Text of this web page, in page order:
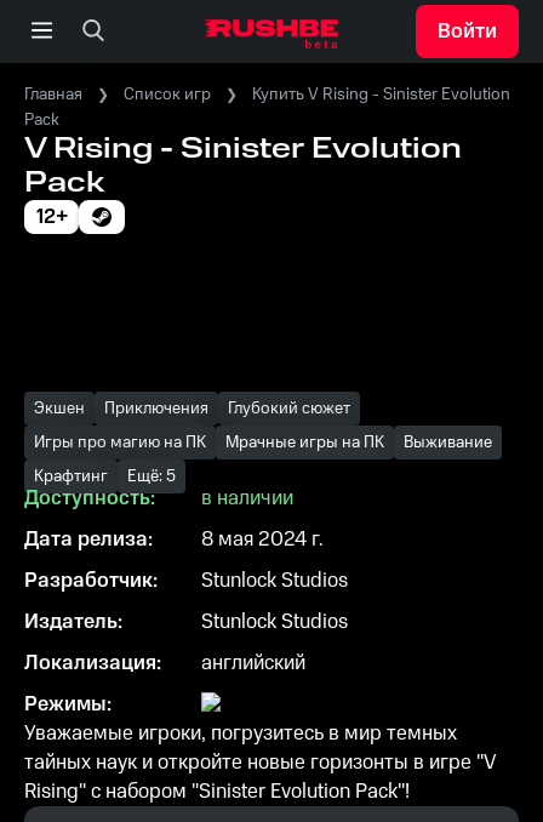
Войти
Главная Список игр
Купить V Rising - Sinister Evolution
Pack
V Rising - Sinister Evolution
Pack
12+
Экшен Приключения
Глубокий сюжет
Игры про магию на ПК
Мрачные игры на ПК
Выживание
Крафтинг
Ещё: 5
Доступность:
в наличии
Дата релиза:
8 мая 2024 г.
Разработчик:
Stunlock Studios
Издатель:
Stunlock Studios
Локализация:
английский
Режимы:
Уважаемые игроки, погрузитесь в мир темных
тайных наук и откройте новые горизонты в игре "V
Rising" с набором "Sinister Evolution Pack"!